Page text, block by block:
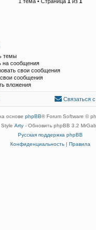
темы
на сообщения
свои сообщения
сообщения
вложения
Связаться с
основе phpBB® Forum Software ©
Style Arty - Обновить phpBB 3.2
Русская поддержка phpBB
Конфиденциальность| Правила